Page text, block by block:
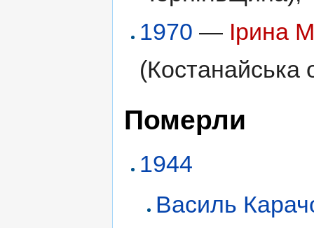
1970 — Ірина
(Костанайська
Померли
1944
Василь